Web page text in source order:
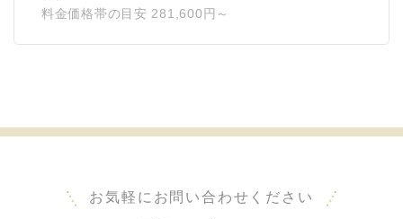
料金価格帯の目安 281,600円～
お気軽にお問い合わせください